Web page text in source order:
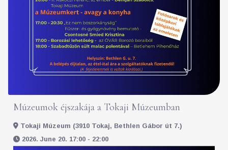
Múzeumok éjszakája a Tokaji Múzeumban
Tokaji Múzeum (3910 Tokaj, Bethlen Gábor út 7.)
2026. June 20. 17:00 - 22:00